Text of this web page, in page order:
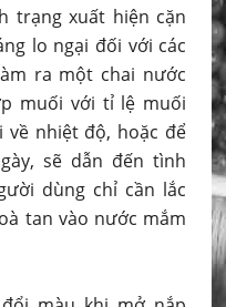
trạng xuất hiện cặn
lo ngại đối với các
ra một chai nước
muối với tỉ lệ muối
về nhiệt độ, hoặc để
sẽ dẫn đến tình
dùng chỉ cần lắc
tan vào nước mắm